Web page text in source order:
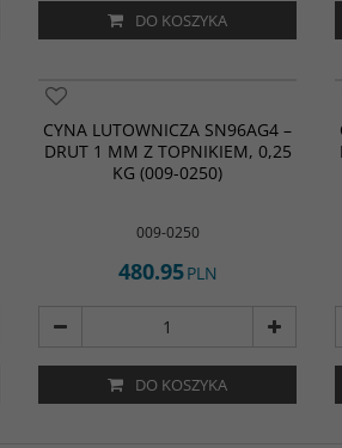
DO KOSZYKA
CYNA LUTOWNICZA SN96AG4 –
DRUT 1 MM Z TOPNIKIEM, 0,25
KG (009-0250)
009-0250
480.95PLN
DO KOSZYKA